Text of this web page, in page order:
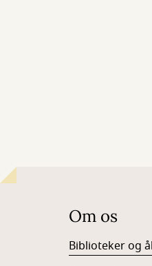
Om os
Biblioteker og